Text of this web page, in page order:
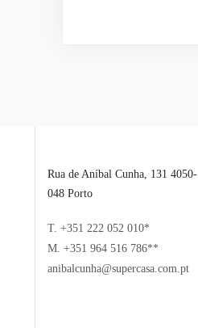
Rua de Aníbal Cunha, 131 4050-
048 Porto
T. +351 222 052 010*
M. +351 964 516 786**
anibalcunha@supercasa.com.pt